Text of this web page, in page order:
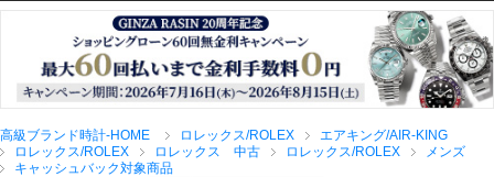
新規会員登録 ログイン
ブランドから探す
高級ブランド時計-HOME ロレックス/ROLEX
エアキング/AIR-KING
ロレックス/ROLEX
ロレックス 中古 ロレックス/ROLEX
メンズ
キャッシュバック対象商品